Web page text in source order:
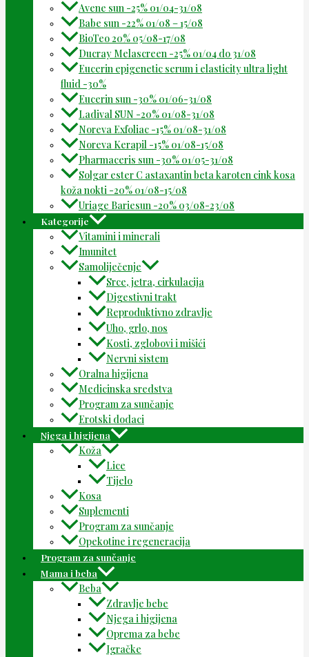
Avene sun -25% 01/04-31/08
Babe sun -22% 01/08 – 15/08
BioTeo 20% 05/08-17/08
Ducray Melascreen -25% 01/04 do 31/08
Eucerin epigenetic serum i elasticity ultra light
fluid -30%
Eucerin sun -30% 01/06-31/08
Ladival SUN -20% 01/08-31/08
Noreva Exfoliac -15% 01/08-31/08
Noreva Kerapil -15% 01/08-15/08
Pharmaceris sun -30% 01/05-31/08
Solgar ester C astaxantin beta karoten cink kosa
koža nokti -20% 01/08-15/08
Uriage Bariesun -20% 03/08-23/08
Kategorije
Vitamini i minerali
Imunitet
Samoliječenje
Srce, jetra, cirkulacija
Digestivni trakt
Reproduktivno zdravlje
Uho, grlo, nos
Kosti, zglobovi i mišići
Nervni sistem
Oralna higijena
Medicinska sredstva
Program za sunčanje
Erotski dodaci
Njega i higijena
Koža
Lice
Tijelo
Kosa
Suplementi
Program za sunčanje
Opekotine i regeneracija
Program za sunčanje
Mama i beba
Beba
Zdravlje bebe
Njega i higijena
Oprema za bebe
Igračke